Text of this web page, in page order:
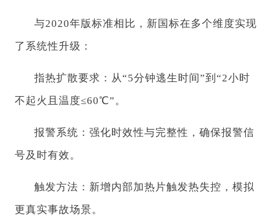
与2020年版标准相比，新国标在多个维度实现
了系统性升级：
指热扩散要求：从“5分钟逃生时间”到“2小时
不起火且温度≤60℃”。
报警系统：强化时效性与完整性，确保报警信
号及时有效。
触发方法：新增内部加热片触发热失控，模拟
更真实事故场景。